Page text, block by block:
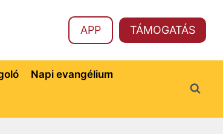
APP TÁMOGATÁS
Napi evangélium